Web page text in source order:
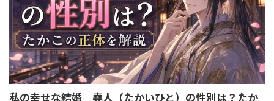
私の幸せな結婚｜堯人（たかいひと）の性別は？たか